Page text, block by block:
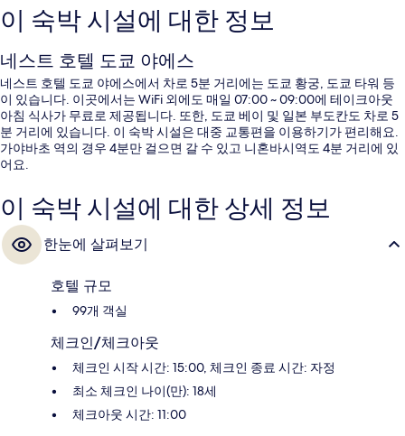
이 숙박 시설에 대한 정보
네스트 호텔 도쿄 야에스
네스트 호텔 도쿄 야에스에서 차로 5분 거리에는 도쿄 황궁, 도쿄 타워 등
이 있습니다. 이곳에서는 WiFi 외에도 매일 07:00 ~ 09:00에 테이크아웃
아침 식사가 무료로 제공됩니다. 또한, 도쿄 베이 및 일본 부도칸도 차로 5
분 거리에 있습니다. 이 숙박 시설은 대중 교통편을 이용하기가 편리해요.
가야바초 역의 경우 4분만 걸으면 갈 수 있고 니혼바시역도 4분 거리에 있
어요.
이 숙박 시설에 대한 상세 정보
한눈에 살펴보기
호텔 규모
99개 객실
체크인/체크아웃
체크인 시작 시간: 15:00, 체크인 종료 시간: 자정
최소 체크인 나이(만): 18세
체크아웃 시간: 11:00